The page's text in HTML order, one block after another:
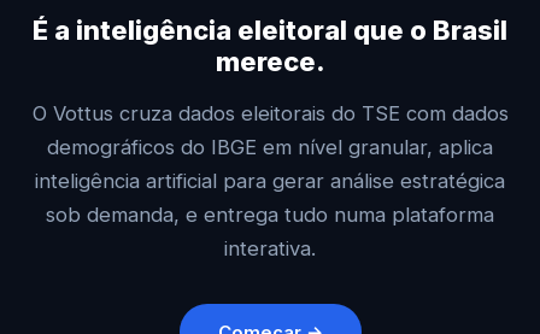
É a inteligência eleitoral que o Brasil
merece.
O Vottus cruza dados eleitorais do TSE com dados
demográficos do IBGE em nível granular, aplica
inteligência artificial para gerar análise estratégica
sob demanda, e entrega tudo numa plataforma
interativa.